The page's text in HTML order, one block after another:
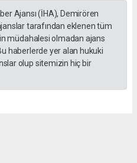
Ajansı (İHA), Demirören
tarafından eklenen tüm
müdahalesi olmadan ajans
haberlerde yer alan hukuki
olup sitemizin hiç bir